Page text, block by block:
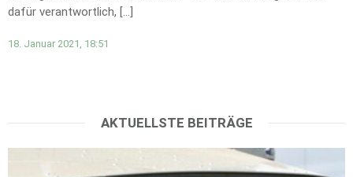
dafür verantwortlich, […]
18. Januar 2021, 18:51
AKTUELLSTE BEITRÄGE